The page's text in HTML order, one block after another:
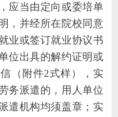
，应当由定向或委培单
，并经所在院校同意
业或签订就业协议书
位出具的解约证明或
（附件2式样）
，实
务派遣的，用人单位
遣机构均须盖章；实